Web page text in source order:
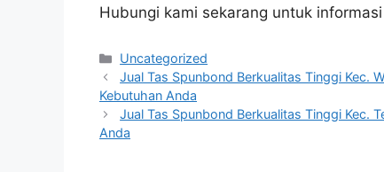
Hubungi kami sekarang untuk
Categories
Uncategorized
Jual Tas Spunbond Berkualitas Tinggi Kec.
Kebutuhan Anda
Jual Tas Spunbond Berkualitas Tinggi Kec.
Anda